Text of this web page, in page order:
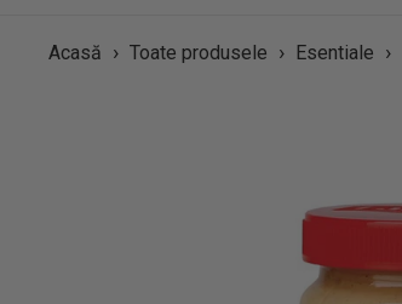
Acasă › Toate produsele › Esentiale ›